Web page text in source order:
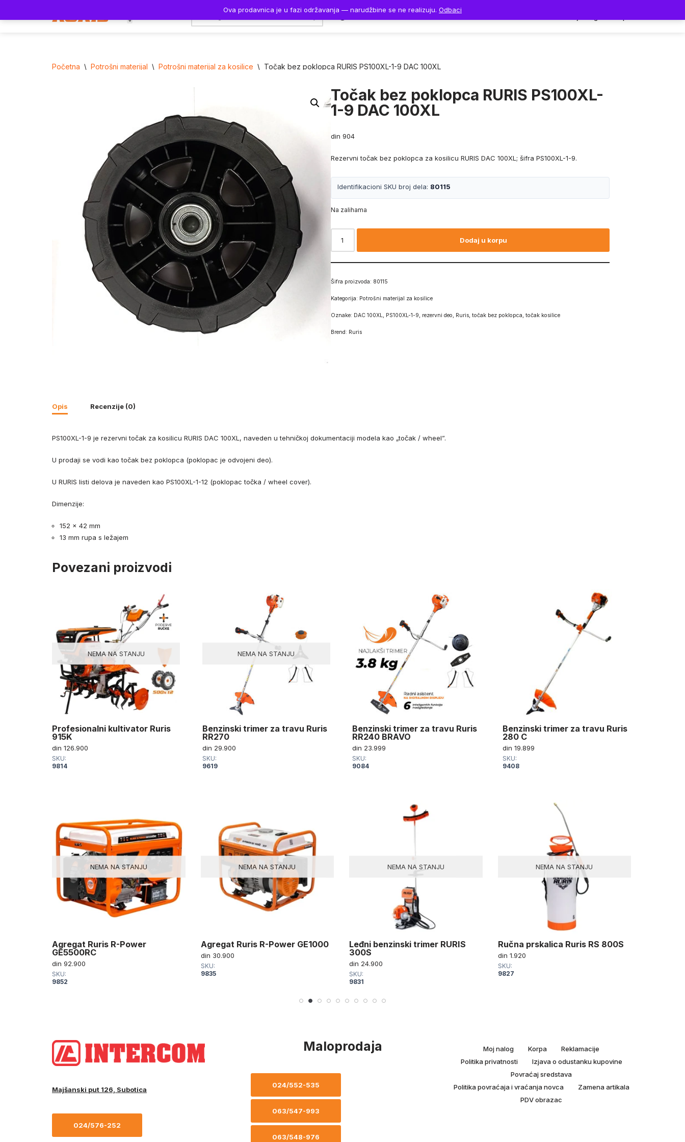
Ova prodavnica je u fazi održavanja — narudžbine se ne realizuju. Odbaci
0 Proizvodi
Početna \ Potrošni materijal \ Potrošni materijal za kosilice \ Točak bez poklopca RURIS PS100XL-1-9 DAC 100XL
Točak bez poklopca RURIS PS100XL-
1-9 DAC 100XL
din 904
Rezervni točak bez poklopca za kosilicu RURIS DAC 100XL; šifra PS100XL-1-9.
Identifikacioni SKU broj dela: 80115
Na zalihama
Dodaj u korpu
Šifra proizvoda: 80115
Kategorija: Potrošni materijal za kosilice
Oznake: DAC 100XL, PS100XL-1-9, rezervni deo, Ruris,točak bez poklopca,točak kosilice
Brend: Ruris
Opis Recenzije (0)
PS100XL-1-9 je rezervni točak za kosilicu RURIS DAC 100XL, naveden u tehničkoj dokumentaciji modela kao „točak / wheel”.
U prodaji se vodi kao točak bez poklopca (poklopac je odvojeni deo).
U RURIS listi delova je naveden kao PS100XL-1-12 (poklopac točka / wheel cover).
Dimenzije:
152 x 42 mm
13 mm rupa s ležajem
Povezani proizvodi
NEMA NA STANJU
Profesionalni kultivator Ruris
915K
din 126.900
SKU:
9814
NEMA NA STANJU
Benzinski trimer za travu Ruris
RR270
din 29.900
SKU:
9619
Benzinski trimer za travu Ruris
RR240 BRAVO
din 23.999
SKU:
9084
Benzinski trimer za travu Ruris
280 C
din 19.899
SKU:
9408
NEMA NA STANJU
Agregat Ruris R-Power
GE5500RC
din 92.900
SKU:
9852
NEMA NA STANJU
Agregat Ruris R-Power GE1000
din 30.900
SKU:
9835
NEMA NA STANJU
Leđni benzinski trimer RURIS
300S
din 24.900
SKU:
9831
NEMA NA STANJU
Ručna prskalica Ruris RS 800S
din 1.920
SKU:
9827
Majšanski put 126, Subotica
024/576-252
Maloprodaja
024/552-535
063/547-993
063/548-976
Moj nalog Korpa
Reklamacije
Politika privatnosti
Izjava o odustanku kupovine
Povraćaj sredstava
Politika povraćaja i vraćanja novca
Zamena artikala
PDV obrazac